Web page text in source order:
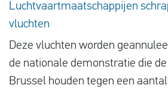
Luchtvaartmaatschappijen
vluchten
Deze vluchten worden
de nationale demonstratie die
Brussel houden tegen een